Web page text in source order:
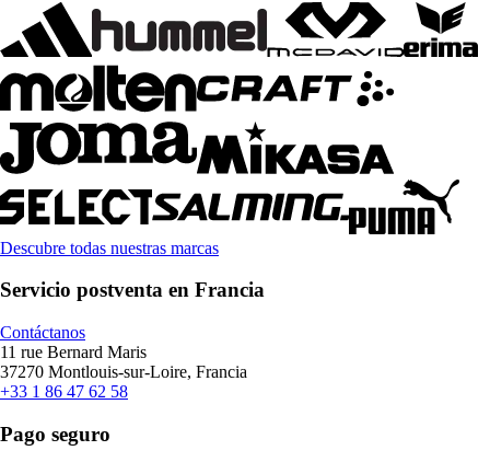
Descubre todas nuestras marcas
Servicio postventa en Francia
Contáctanos
11 rue Bernard Maris
37270 Montlouis-sur-Loire, Francia
+33 1 86 47 62 58
Pago seguro